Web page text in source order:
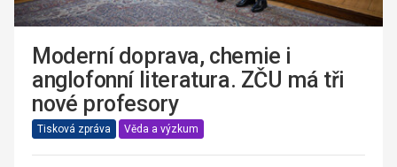
Moderní doprava, chemie i
anglofonní literatura. ZČU má tři
nové profesory
Tisková zpráva Věda a výzkum